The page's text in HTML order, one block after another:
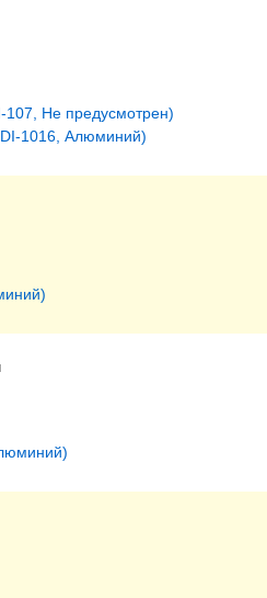
Не предусмотрен)
1016, Алюминий)